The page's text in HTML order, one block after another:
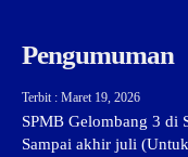
Pengumuman
Terbit : Maret 19, 2026
SPMB Gelombang 3 di
Sampai akhir juli